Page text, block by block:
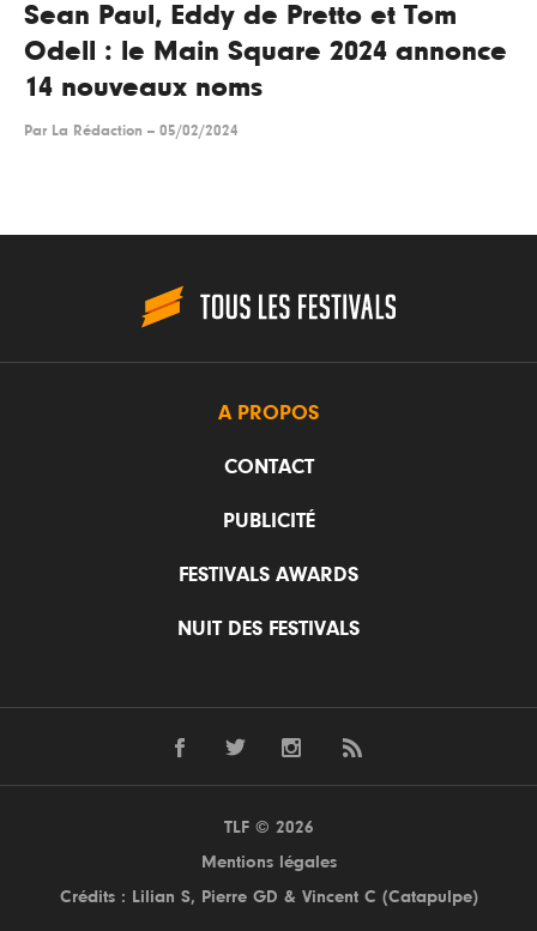
Sean Paul, Eddy de Pretto et Tom
Odell : le Main Square 2024 annonce
14 nouveaux noms
Par La Rédaction -- 05/02/2024
A PROPOS
CONTACT
PUBLICITÉ
FESTIVALS AWARDS
NUIT DES FESTIVALS
TLF © 2026
Mentions légales
Crédits : Lilian S, Pierre GD & Vincent C (Catapulpe)